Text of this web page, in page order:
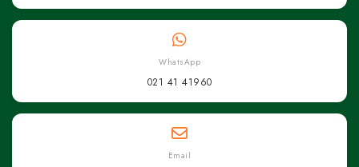
WhatsApp
021 41 41960
Email